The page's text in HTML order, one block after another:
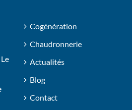
Cogénération
Chaudronnerie
Actualités
Blog
Contact